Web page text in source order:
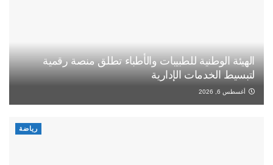
الهيئة الوطنية للطبيبات والأطباء تطلق منصة رقمية
لتبسيط الخدمات الإدارية
أغسطس 6, 2026
رياضة